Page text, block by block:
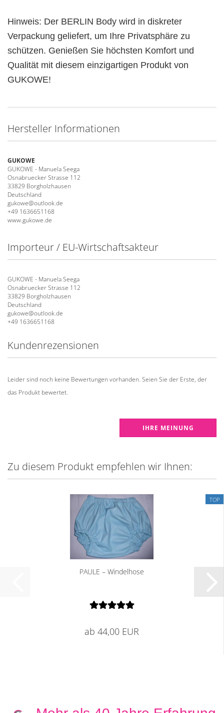
Hinweis: Der BERLIN Body wird in diskreter
Verpackung geliefert, um Ihre Privatsphäre zu
schützen. Genießen Sie höchsten Komfort und
Qualität mit diesem einzigartigen Produkt von
GUKOWE!
Hersteller Informationen
GUKOWE
GUKOWE - Manuela Seega
Osnabruecker Strasse 112
33829 Borgholzhausen
Deutschland
gukowe@outlook.de
+49 1636651168
www.gukowe.de
Importeur / EU-Wirtschaftsakteur
GUKOWE - Manuela Seega
Osnabruecker Strasse 112
33829 Borgholzhausen
Deutschland
gukowe@outlook.de
+49 1636651168
Kundenrezensionen
Leider sind noch keine Bewertungen vorhanden. Seien Sie der Erste, der
das Produkt bewertet.
IHRE MEINUNG
Zu diesem Produkt empfehlen wir Ihnen:
TOP
PAULE – Windelhose
ab 44,00 EUR